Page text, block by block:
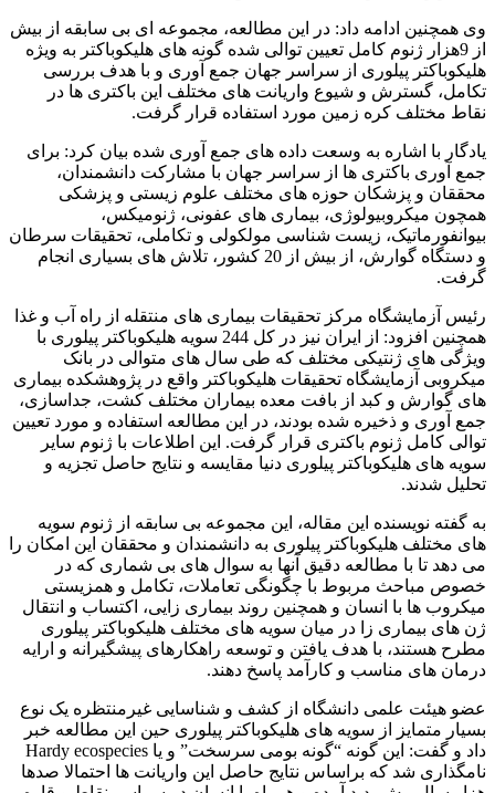
وی همچنین ادامه داد: در این مطالعه، مجموعه ای بی سابقه از بیش
از 9هزار ژنوم کامل تعیین توالی شده گونه های هلیکوباکتر به ویژه
هلیکوباکتر پیلوری از سراسر جهان جمع آوری و با هدف بررسی
تکامل، گسترش و شیوع واریانت های مختلف این باکتری ها در
نقاط مختلف کره زمین مورد استفاده قرار گرفت.
یادگار با اشاره به وسعت داده های جمع آوری شده بیان کرد: برای
جمع آوری باکتری ها از سراسر جهان با مشارکت دانشمندان،
محققان و پزشکان حوزه های مختلف علوم زیستی و پزشکی
همچون میکروبیولوژی، بیماری های عفونی، ژنومیکس،
بیوانفورماتیک، زیست شناسی مولکولی و تکاملی، تحقیقات سرطان
و دستگاه گوارش، از بیش از 20 کشور، تلاش های بسیاری انجام
گرفت.
رئیس آزمایشگاه مرکز تحقیقات بیماری های منتقله از راه آب و غذا
همچنین افزود: از ایران نیز در کل 244 سویه هلیکوباکتر پیلوری با
ویژگی های ژنتیکی مختلف که طی سال های متوالی در بانک
میکروبی آزمایشگاه تحقیقات هلیکوباکتر واقع در پژوهشکده بیماری
های گوارش و کبد از بافت معده بیماران مختلف کشت، جداسازی،
جمع آوری و ذخیره شده بودند، در این مطالعه استفاده و مورد تعیین
توالی کامل ژنوم باکتری قرار گرفت. این اطلاعات با ژنوم سایر
سویه های هلیکوباکتر پیلوری دنیا مقایسه و نتایج حاصل تجزیه و
تحلیل شدند.
به گفته نویسنده این مقاله، این مجموعه بی سابقه از ژنوم سویه
های مختلف هلیکوباکتر پیلوری به دانشمندان و محققان این امکان را
می دهد تا با مطالعه دقیق آنها به سوال های بی شماری که در
خصوص مباحث مربوط با چگونگی تعاملات، تکامل و همزیستی
میکروب ها با انسان و همچنین روند بیماری زایی، اکتساب و انتقال
ژن های بیماری زا در میان سویه های مختلف هلیکوباکتر پیلوری
مطرح هستند، با هدف یافتن و توسعه راهکارهای پیشگیرانه و ارایه
درمان های مناسب و کارآمد پاسخ دهند.
عضو هیئت علمی دانشگاه از کشف و شناسایی غیرمنتظره یک نوع
بسیار متمایز از سویه های هلیکوباکتر پیلوری حین این مطالعه خبر
داد و گفت: این گونه “گونه بومی سرسخت” و یا Hardy ecospecies
نامگذاری شد که براساس نتایج حاصل این واریانت ها احتمالا صدها